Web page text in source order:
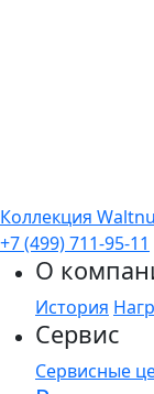
Коллекция
+7 (499) 711-95-11
О
История
Сервис
Сервисные